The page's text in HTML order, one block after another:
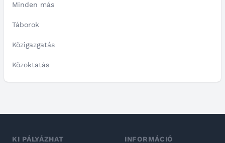
Minden más
Táborok
Közigazgatás
Közoktatás
KI PÁLYÁZHAT INFORMÁCIÓ